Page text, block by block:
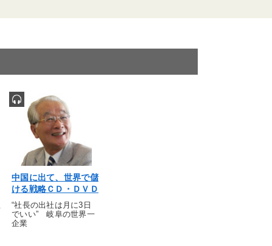
中国に出て、世界で儲
ける戦略ＣＤ・ＤＶＤ
“社長の出社は月に3日
でいい” 岐阜の世界一
企業